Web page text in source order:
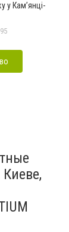
у Кам’янці-